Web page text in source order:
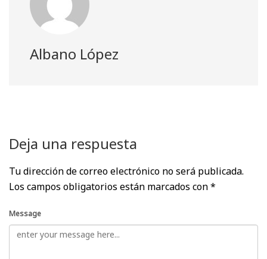
Albano López
Deja una respuesta
Tu dirección de correo electrónico no será publicada.
Los campos obligatorios están marcados con*
Message